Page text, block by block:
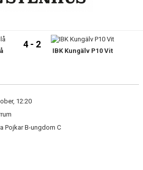
4 - 2
IBK Kungälv P10 Vit
12:20
Pojkar B-ungdom C